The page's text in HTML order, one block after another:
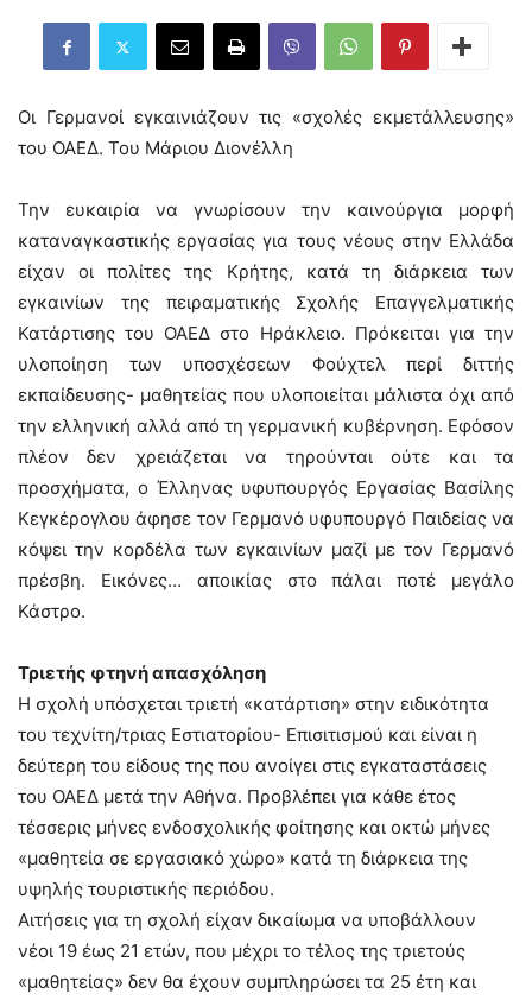
Οι Γερμανοί εγκαινιάζουν τις «σχολές εκμετάλλευσης»
του ΟΑΕΔ. Του Μάριου Διονέλλη
Την ευκαιρία να γνωρίσουν την καινούργια μορφή
καταναγκαστικής εργασίας για τους νέους στην Ελλάδα
είχαν οι πολίτες της Κρήτης, κατά τη διάρκεια των
εγκαινίων της πειραματικής Σχολής Επαγγελματικής
Κατάρτισης του ΟΑΕΔ στο Ηράκλειο. Πρόκειται για την
υλοποίηση των υποσχέσεων Φούχτελ περί διττής
εκπαίδευσης- μαθητείας που υλοποιείται μάλιστα όχι από
την ελληνική αλλά από τη γερμανική κυβέρνηση. Εφόσον
πλέον δεν χρειάζεται να τηρούνται ούτε και τα
προσχήματα, ο Έλληνας υφυπουργός Εργασίας Βασίλης
Κεγκέρογλου άφησε τον Γερμανό υφυπουργό Παιδείας να
κόψει την κορδέλα των εγκαινίων μαζί με τον Γερμανό
πρέσβη. Εικόνες… αποικίας στο πάλαι ποτέ μεγάλο
Κάστρο.
Τριετής φτηνή απασχόληση
Η σχολή υπόσχεται τριετή «κατάρτιση» στην ειδικότητα
του τεχνίτη/τριας Εστιατορίου- Επισιτισμού και είναι η
δεύτερη του είδους της που ανοίγει στις εγκαταστάσεις
του ΟΑΕΔ μετά την Αθήνα. Προβλέπει για κάθε έτος
τέσσερις μήνες ενδοσχολικής φοίτησης και οκτώ μήνες
«μαθητεία σε εργασιακό χώρο» κατά τη διάρκεια της
υψηλής τουριστικής περιόδου.
Αιτήσεις για τη σχολή είχαν δικαίωμα να υποβάλλουν
νέοι 19 έως 21 ετών, που μέχρι το τέλος της τριετούς
«μαθητείας» δεν θα έχουν συμπληρώσει τα 25 έτη και